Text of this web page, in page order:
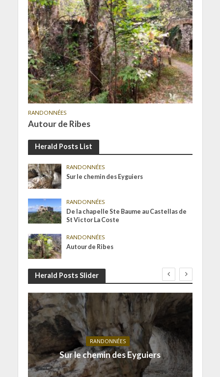
RANDONNÉES
Autour de Ribes
Herald Posts List
RANDONNÉES
Sur le chemin des Eyguiers
RANDONNÉES
De la chapelle Ste Baume au Castellas de
St Victor La Coste
RANDONNÉES
Autour de Ribes
Herald Posts Slider
RANDONNÉES
Sur le chemin des Eyguiers